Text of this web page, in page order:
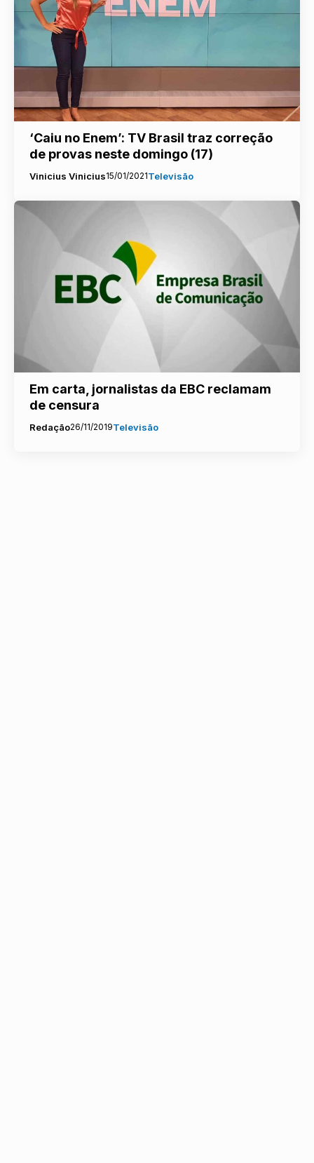
‘Caiu no Enem’: TV Brasil traz correção
de provas neste domingo (17)
Vinicius Vinicius15/01/2021Televisão
Em carta, jornalistas da EBC reclamam
de censura
Redação26/11/2019Televisão